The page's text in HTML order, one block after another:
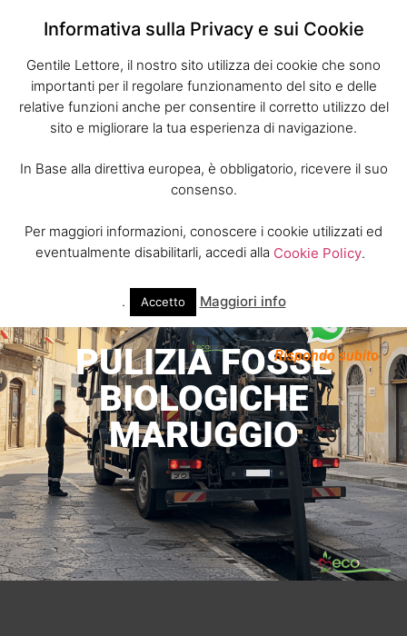
PULIZIA FOSSE
BIOLOGICHE
MARUGGIO
Rispondo subito
Informativa sulla Privacy e sui Cookie
Gentile Lettore, il nostro sito utilizza dei cookie che sono
importanti per il regolare funzionamento del sito e delle
relative funzioni anche per consentire il corretto utilizzo del
sito e migliorare la tua esperienza di navigazione.
In Base alla direttiva europea, è obbligatorio, ricevere il suo
consenso.
Per maggiori informazioni, conoscere i cookie utilizzati ed
eventualmente disabilitarli, accedi alla Cookie Policy.
. Accetto Maggiori info